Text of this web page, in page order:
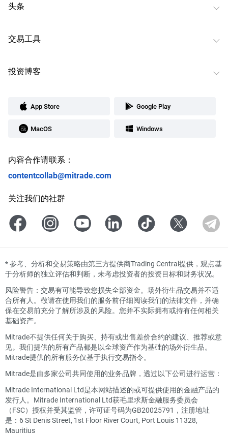
头条
交易工具
投资博客
App Store Google Play
MacOS Windows
内容合作请联系：
contentcollab@mitrade.com
关注我们的社群
*参考、分析和交易策略由第三方提供商Trading Central提供，观点基
于分析师的独立评估和判断，未考虑投资者的投资目标和财务状况。
风险警告：交易有可能导致您损失全部资金。场外衍生品交易并不适
合所有人。敬请在使用我们的服务前仔细阅读我们的法律文件，并确
保在交易前充分了解所涉及的风险。您并不实际拥有或持有任何相关
基础资产。
Mitrade不提供任何关于购买、持有或出售差价合约的建议、推荐或意
见。我们提供的所有产品都是以全球资产作为基础的场外衍生品。
Mitrade提供的所有服务仅基于执行交易指令。
Mitrade是由多家公司共同使用的业务品牌，透过以下公司进行运营：
Mitrade International Ltd是本网站描述的或可提供使用的金融产品的
发行人。Mitrade International Ltd获毛里求斯金融服务委员会
（FSC）授权并受其监管，许可证号码为GB20025791，注册地址
是：6 St Denis Street, 1st Floor River Court, Port Louis 11328,
Mauritius